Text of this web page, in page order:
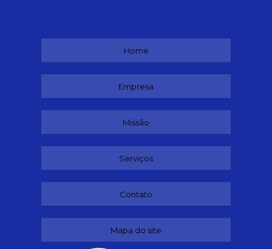
Home
Empresa
Missão
Serviços
Contato
Mapa do site